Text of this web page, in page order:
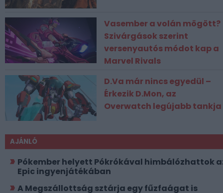
Vasember a volán mögött?
Szivárgások szerint
versenyautós módot kap a
Marvel Rivals
D.Va már nincs egyedül –
Érkezik D.Mon, az
Overwatch legújabb tankja
AJÁNLÓ
Pókember helyett Pókrókával himbálózhattok
Epic ingyenjátékában
A Megszállottság sztárja egy fűzfaágat is